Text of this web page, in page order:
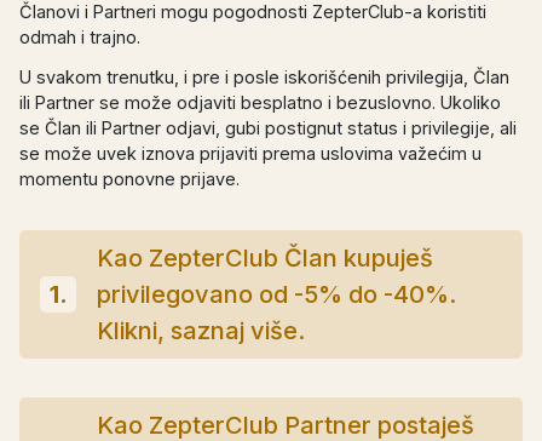
Članovi i Partneri mogu pogodnosti ZepterClub-a koristiti
odmah i trajno.
U svakom trenutku, i pre i posle iskorišćenih privilegija, Član
ili Partner se može odjaviti besplatno i bezuslovno. Ukoliko
se Član ili Partner odjavi, gubi postignut status i privilegije, ali
se može uvek iznova prijaviti prema uslovima važećim u
momentu ponovne prijave.
1.
Kao ZepterClub Član kupuješ
privilegovano od -5% do -40%.
Klikni, saznaj više.
Kao ZepterClub Partner postaješ